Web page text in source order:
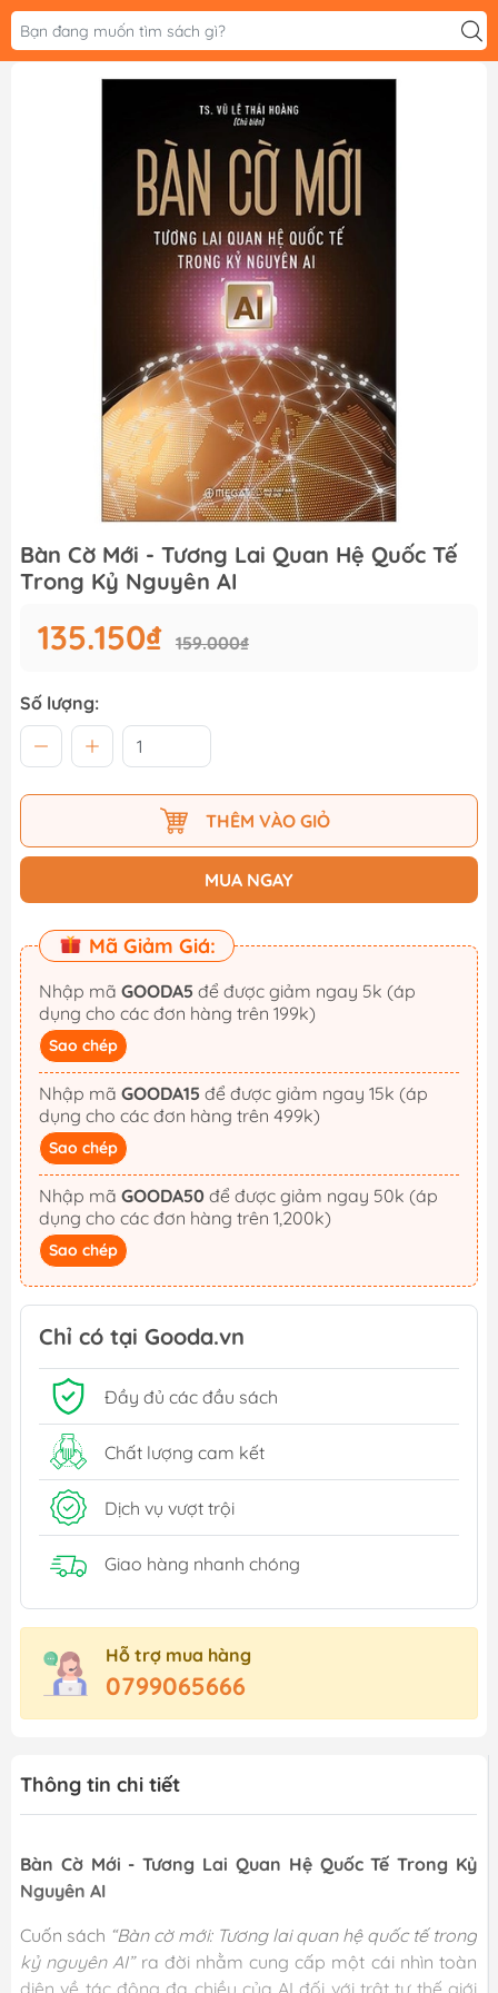
Bàn Cờ Mới - Tương Lai Quan Hệ Quốc Tế
Trong Kỷ Nguyên AI
135.150₫ 159.000₫
Số lượng:
THÊM VÀO GIỎ
MUA NGAY
Mã Giảm Giá:
Nhập mã GOODA5
dụng cho các đơn hàng trên 199k)
Sao chép
Nhập mã GOODA15
dụng cho các đơn hàng trên 499k)
Sao chép
Nhập mã GOODA50
dụng cho các đơn hàng trên 1,200k)
Sao chép
Chỉ có tại Gooda.vn
Đầy đủ các đầu sách
Chất lượng cam kết
Dịch vụ vượt trội
Giao hàng nhanh chóng
Hỗ trợ mua hàng
0799065666
Thông tin chi tiết
Bàn Cờ Mới - Tương Lai Quan Hệ Quốc Tế Trong Kỷ
Nguyên AI
Cuốn sách “Bàn cờ mới: Tương lai quan hệ quốc tế trong
kỷ nguyên AI”ra đời nhằm cung cấp một cái nhìn toàn